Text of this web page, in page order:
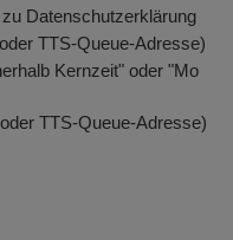
Datenschutzerklärung
TTS-Queue-Adresse)
Kernzeit" oder "Mo
TTS-Queue-Adresse)